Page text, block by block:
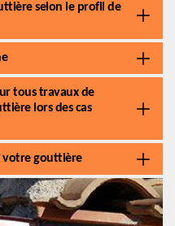
selon le profil de
tous travaux de
lors des cas
votre gouttière